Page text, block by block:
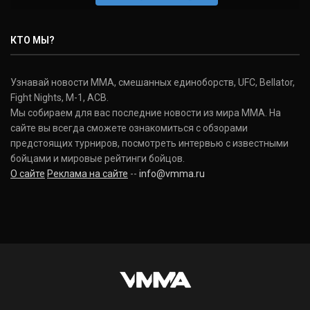
Donald Cerrone
(36-15-0, 1)
Исраэль Адесанья
Israel Adesanya
(19-0-0, 0)
КТО МЫ?
Узнавай новости ММА, смешанных единоборств, UFC, Bellator,
Fight Nights, M-1, ACB.
Мы собираем для вас последние новости из мира ММА. На
сайте вы всегда сможете ознакомиться с обзорами
предстоящих турниров, посмотреть интервью с известными
бойцами и мировые рейтинги бойцов.
О сайте Реклама на сайте -- info@vmma.ru